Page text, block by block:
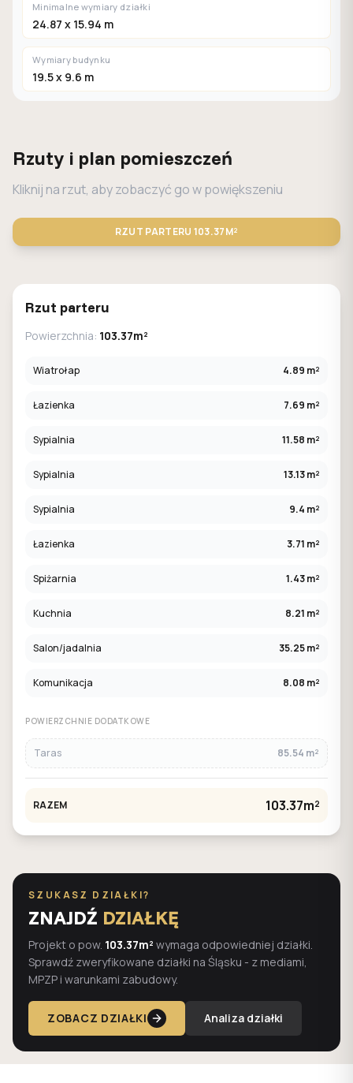
Minimalne wymiary działki
24.87 x 15.94 m
Wymiary budynku
19.5 x 9.6 m
Rzuty i plan pomieszczeń
Kliknij na rzut, aby zobaczyć go w powiększeniu
RZUT PARTERU 103.37M²
Rzut parteru
Powierzchnia: 103.37m²
Wiatrołap 4.89 m²
Łazienka 7.69 m²
Sypialnia 11.58 m²
Sypialnia 13.13 m²
Sypialnia 9.4 m²
Łazienka 3.71 m²
Spiżarnia 1.43 m²
Kuchnia 8.21 m²
Salon/jadalnia 35.25 m²
Komunikacja 8.08 m²
POWIERZCHNIE DODATKOWE
Taras 85.54 m²
RAZEM 103.37m²
SZUKASZ DZIAŁKI?
ZNAJDŹ DZIAŁKĘ
Projekt o pow. 103.37m² wymaga odpowiedniej działki.
Sprawdź zweryfikowane działki na Śląsku - z mediami,
MPZP i warunkami zabudowy.
ZOBACZ DZIAŁKI Analiza działki